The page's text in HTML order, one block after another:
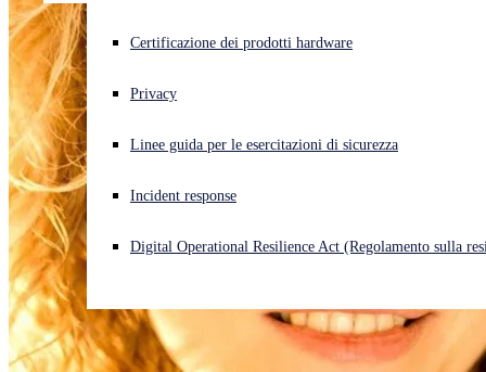
Cyberattacco in corso? Ottieni assistenza immediata
Accedi
Open search
Italiano Open language switcher
Certificazione dei prodotti hardware
Privacy
Linee guida per le esercitazioni di sicurezza
Incident response
Digital Operational Resilience Act (Regolamento sulla